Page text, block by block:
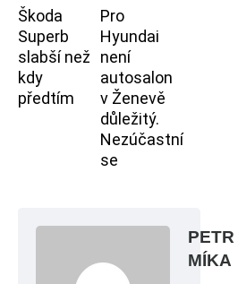
Škoda
Superb
slabší než
kdy
předtím
Pro
Hyundai
není
autosalon
v Ženevě
důležitý.
Nezúčastní
se
PETR
MÍKA